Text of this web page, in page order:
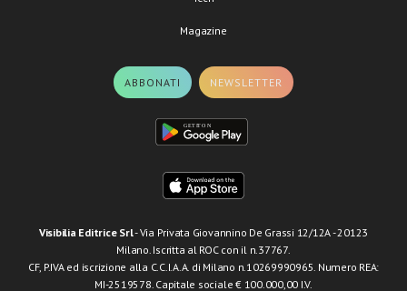
Magazine
ABBONATI NEWSLETTER
Visibilia Editrice Srl- Via Privata Giovannino De Grassi 12/12A - 20123
Milano. Iscritta al ROC con il n.37767.
CF, P.IVA ed iscrizione alla C.C.I.A.A. di Milano n.10269990965. Numero REA:
MI-2519578. Capitale sociale € 100.000,00 I.V.